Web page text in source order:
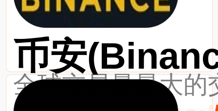
币安
全球交易量最大的